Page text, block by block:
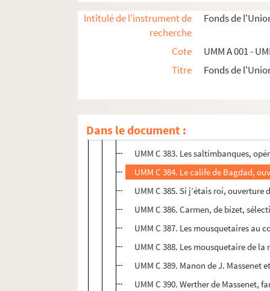
Intitulé de l'instrument de
recherche
Fonds de
Cote
UMM A 001 -
Titre
Fonds de
Dans le document :
Opéras comiques
Petites feuilles
Grandes feuilles
Grands cartons
UMM C 380. Mosaïque sur Martha
UMM C 381. Carmen de bizet,
UMM C 382. Fantaisie sur le maître
UMM C 383. Les saltimbanques,
UMM C 384. Le calife de Bagdad,
UMM C 385. Si j’étais roi,
UMM C 386. Carmen, de bizet,
UMM C 387. Les mousquetaires au
UMM C 388. Les mousquetaire de
UMM C 389. Manon de J. Massenet
UMM C 390. Werther de Massenet,